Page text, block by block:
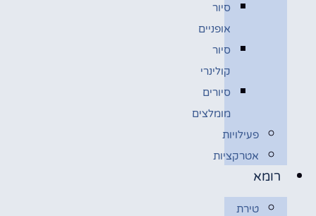
סיור
אופניים
סיור
קולינרי
סיורים
מומלצים
פעילויות
אטרקציות
רומא
טירת